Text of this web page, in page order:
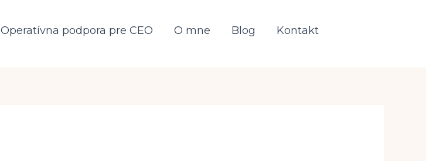
Operatívna podpora pre CEO O mne Blog Kontakt